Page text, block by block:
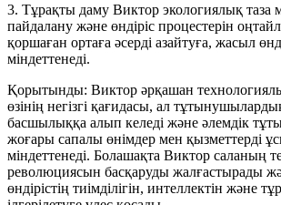
3. Тұрақты даму Виктор экологиялық таза
пайдалану және өндіріс процестерін
қоршаған ортаға әсерді азайтуға, жасыл
міндеттенеді.
Қорытынды: Виктор әрқашан
өзінің негізгі қағидасы, ал
басшылыққа алып келеді және әлемдік
жоғары сапалы өнімдер мен қызметтерді
міндеттенеді. Болашақта Виктор саланың
революциясын басқаруды жалғастырады
өндірістің тиімділігін, интеллектін және